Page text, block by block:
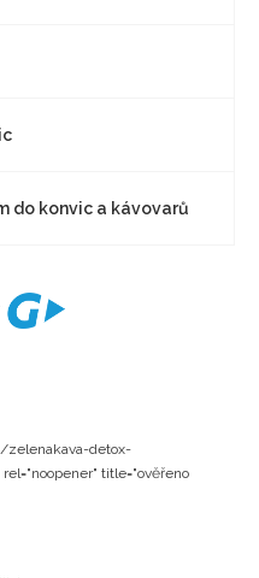
do konvic a kávovarů
zelenakava-detox-
title="ověřeno